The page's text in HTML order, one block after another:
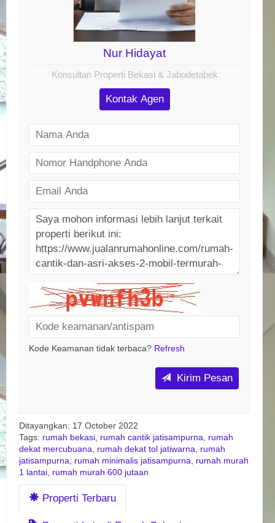
Nur Hidayat
Konsultan Properti Bekasi & Jabodetabek
Kontak Agen
Kode Keamanan tidak terbaca? Refresh
Kirim Pesan
Ditayangkan: 17 October 2022
Tags: rumah bekasi rumah cantik jatisampurna
rumah
dekat mercubuana
rumah dekat tol jatiwarna
rumah
jatisampurna
rumah minimalis jatisampurna
rumah murah
1 lantai rumah murah 600 jutaan
Properti Terbaru